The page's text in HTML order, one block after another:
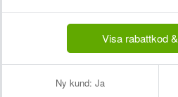
Visa rabattkod
Ny kund: Ja